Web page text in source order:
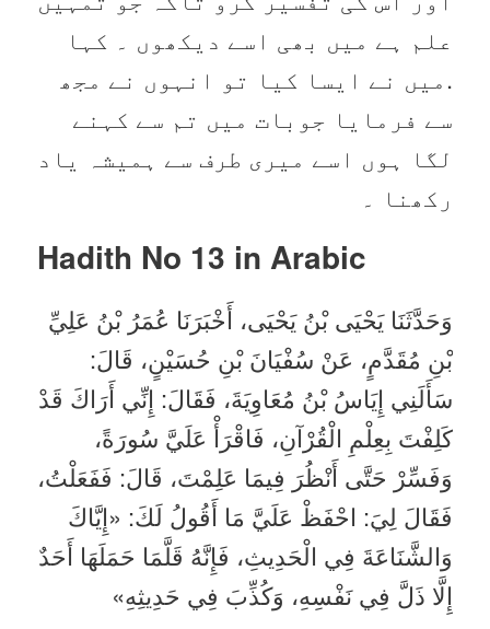
علم ہے میں بھی اسے دیکھوں ۔ کہا
.میں نے ایسا کیا تو انہوں نے مجھ
سے فرمایا جوبات میں تم سے کہنے
لگا ہوں اسے میری طرف سے ہمیشہ یاد
رکھنا ۔
Hadith No 13 in Arabic
وَحَدَّثَنَا يَحْيَى بْنُ يَحْيَى، أَخْبَرَنَا عُمَرُ بْنُ عَلِيِّ
بْنِ مُقَدَّمٍ، عَنْ سُفْيَانَ بْنِ حُسَيْنٍ، قَالَ:
سَأَلَنِي إِيَاسُ بْنُ مُعَاوِيَةَ، فَقَالَ: إِنِّي أَرَاكَ قَدْ
كَلِفْتَ بِعِلْمِ الْقُرْآنِ، فَاقْرَأْ عَلَيَّ سُورَةً،
وَفَسِّرْ حَتَّى أَنْظُرَ فِيمَا عَلِمْتَ، قَالَ: فَفَعَلْتُ،
فَقَالَ لِيَ: احْفَظْ عَلَيَّ مَا أَقُولُ لَكَ: «إِيَّاكَ
وَالشَّنَاعَةَ فِي الْحَدِيثِ، فَإِنَّهُ قَلَّمَا حَمَلَهَا أَحَدٌ
إِلَّا ذَلَّ فِي نَفْسِهِ، وَكُذِّبَ فِي حَدِيثِهِ»